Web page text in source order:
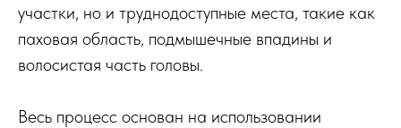
участки, но и труднодоступные места, такие как
паховая область, подмышечные впадины и
волосистая часть головы.
Весь процесс основан на использовании